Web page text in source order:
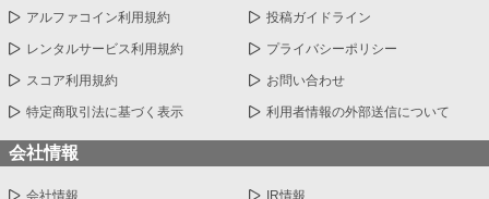
アルファコイン利用規約 投稿ガイドライン
レンタルサービス利用規約 プライバシーポリシー
スコア利用規約 お問い合わせ
特定商取引法に基づく表示 利用者情報の外部送信について
会社情報
会社情報 IR情報